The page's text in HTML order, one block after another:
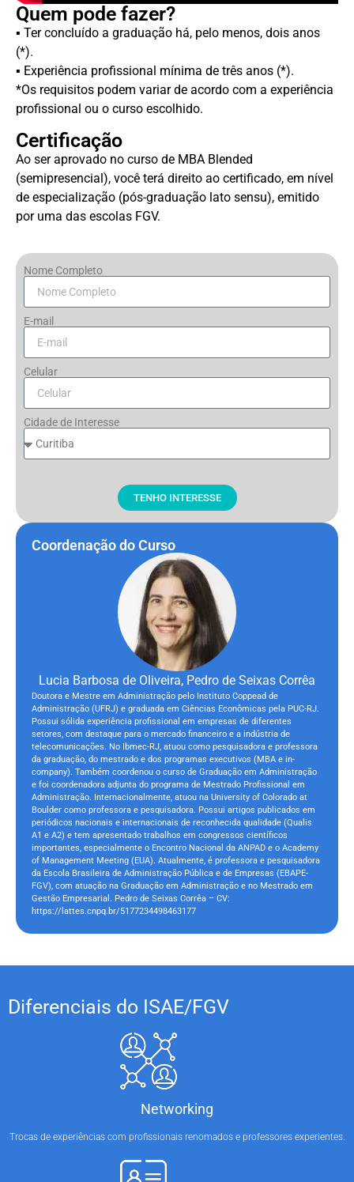
Quem pode fazer?
▪ Ter concluído a graduação há, pelo menos, dois anos
(*).
▪ Experiência profissional mínima de três anos (*).
*Os requisitos podem variar de acordo com a experiência
profissional ou o curso escolhido.
Certificação
Ao ser aprovado no curso de MBA Blended
(semipresencial), você terá direito ao certificado, em nível
de especialização (pós-graduação lato sensu), emitido
por uma das escolas FGV.
Nome Completo
E-mail
Celular
Cidade de Interesse
TENHO INTERESSE
Coordenação do Curso
Lucia Barbosa de Oliveira, Pedro de Seixas Corrêa
Doutora e Mestre em Administração pelo Instituto Coppead de
Administração (UFRJ) e graduada em Ciências Econômicas pela PUC-RJ.
Possui sólida experiência profissional em empresas de diferentes
setores, com destaque para o mercado financeiro e a indústria de
telecomunicações. No Ibmec-RJ, atuou como pesquisadora e professora
da graduação, do mestrado e dos programas executivos (MBA e in-
company). Também coordenou o curso de Graduação em Administração
e foi coordenadora adjunta do programa de Mestrado Profissional em
Administração. Internacionalmente, atuou na University of Colorado at
Boulder como professora e pesquisadora. Possui artigos publicados em
periódicos nacionais e internacionais de reconhecida qualidade (Qualis
A1 e A2) e tem apresentado trabalhos em congressos científicos
importantes, especialmente o Encontro Nacional da ANPAD e o Academy
of Management Meeting (EUA). Atualmente, é professora e pesquisadora
da Escola Brasileira de Administração Pública e de Empresas (EBAPE-
FGV), com atuação na Graduação em Administração e no Mestrado em
Gestão Empresarial. Pedro de Seixas Corrêa – CV:
https://lattes.cnpq.br/5177234498463177
Diferenciais do ISAE/FGV
Networking
Trocas de experiências com profissionais renomados e professores experientes.